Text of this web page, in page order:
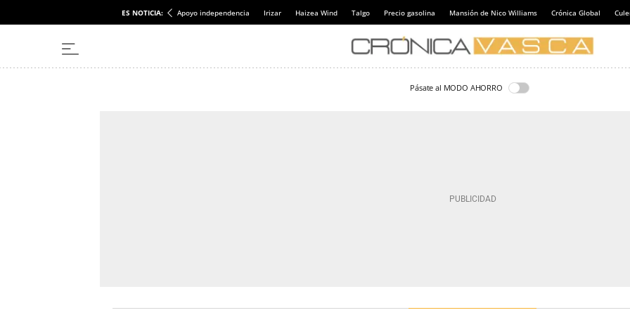
ES NOTICIA: Apoyo independencia Irizar Haizea Wind Talgo Precio gasolina Mansión de Nico Williams Crónica Global
Pásate al MODO AHORRO